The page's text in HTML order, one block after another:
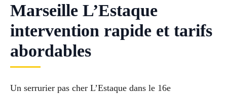
Marseille L’Estaque
intervention rapide et tarifs
abordables
Un serrurier pas cher L’Estaque dans le 16e